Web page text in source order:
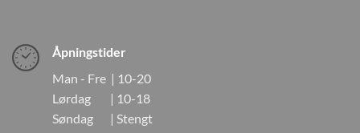
Åpningstider
Man - Fre | 10-20
Lørdag | 10-18
Søndag | Stengt